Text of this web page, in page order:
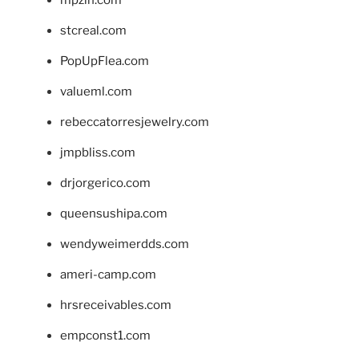
stcreal.com
PopUpFlea.com
valueml.com
rebeccatorresjewelry.com
jmpbliss.com
drjorgerico.com
queensushipa.com
wendyweimerdds.com
ameri-camp.com
hrsreceivables.com
empconst1.com